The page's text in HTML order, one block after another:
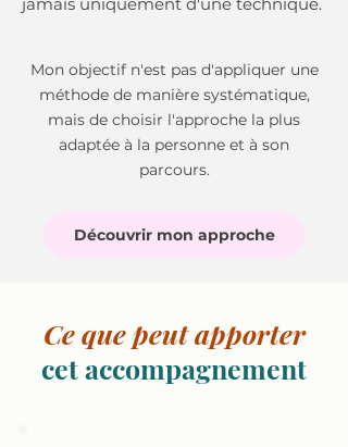
Mon objectif n'est pas d'appliquer une
méthode de manière systématique,
mais de choisir l'approche la plus
adaptée à la personne et à son
parcours.
Découvrir mon approche
Ce que peut apporter
cet accompagnement